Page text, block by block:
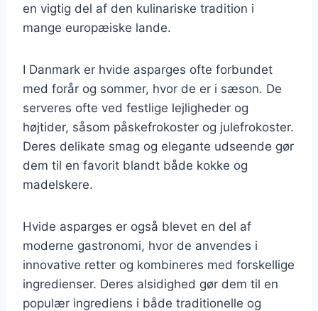
en vigtig del af den kulinariske tradition i
mange europæiske lande.
I Danmark er hvide asparges ofte forbundet
med forår og sommer, hvor de er i sæson. De
serveres ofte ved festlige lejligheder og
højtider, såsom påskefrokoster og julefrokoster.
Deres delikate smag og elegante udseende gør
dem til en favorit blandt både kokke og
madelskere.
Hvide asparges er også blevet en del af
moderne gastronomi, hvor de anvendes i
innovative retter og kombineres med forskellige
ingredienser. Deres alsidighed gør dem til en
populær ingrediens i både traditionelle og